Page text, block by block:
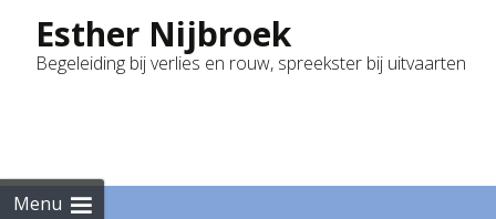
Esther Nijbroek
Begeleiding bij verlies en rouw, spreekster bij uitvaarten
Menu